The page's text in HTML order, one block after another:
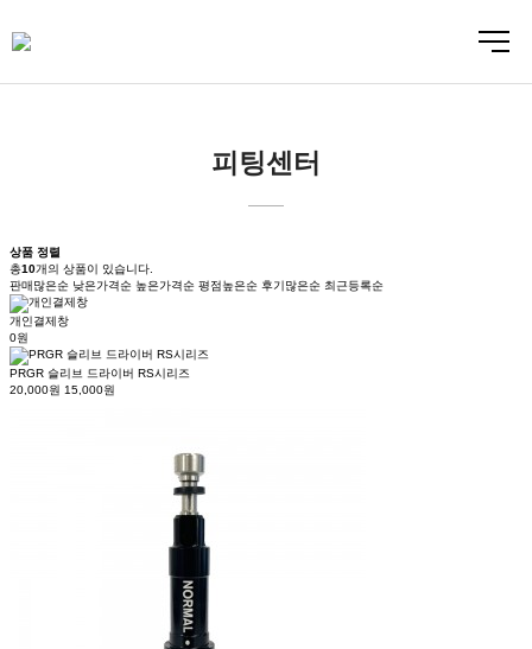
닫기
피팅센터
상품 정렬
총10개의 상품이 있습니다.
판매많은순 낮은가격순 높은가격순 평점높은순 후기많은순 최근등록순
개인결제창
0원
PRGR 슬리브 드라이버 RS시리즈
20,000원 15,000원